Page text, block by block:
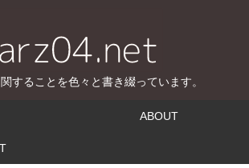
することを色々と書き綴っています。
ABOUT